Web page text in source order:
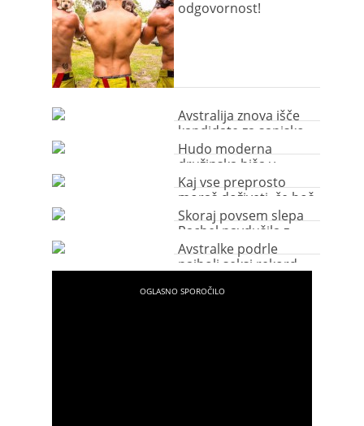
odgovornost!
Avstralija znova išče
kandidate za sanjsko
službo!
Hudo moderna
družinska hiša v
Avstraliji
Kaj vse preprosto
moraš doživeti, če boš
obiskala Avstralijo?
Skoraj povsem slepa
Rachel navdušila z
božanskim glasom
Avstralke podrle
najbolj seksi rekord